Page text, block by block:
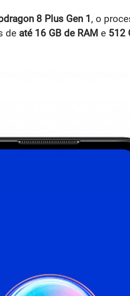
8 Plus Gen 1, o
de até 16 GB de RAM e 512